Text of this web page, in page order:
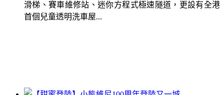
滑梯、賽車維修站、迷你方程式極速隧道，更設有全港
首個兒童透明洗車屋...